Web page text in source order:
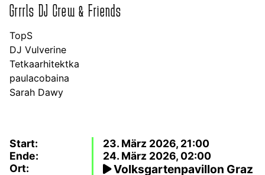
Grrrls DJ Crew & Friends
TopS
DJ Vulverine
Tetkaarhitektka
paulacobaina
Sarah Dawy
Start:
23. März 2026, 21:00
Ende:
24. März 2026, 02:00
Ort:
Volksgartenpavillon Graz